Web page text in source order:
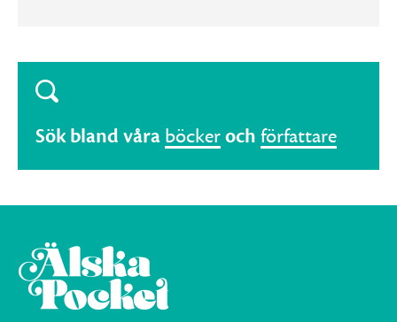
Sök bland våra böckeroch författare